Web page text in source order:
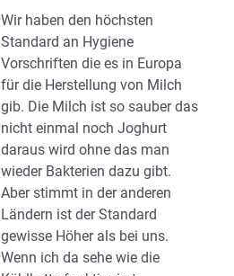
Wir haben den höchsten
Standard an Hygiene
Vorschriften die es in Europa
für die Herstellung von Milch
gib. Die Milch ist so sauber das
nicht einmal noch Joghurt
daraus wird ohne das man
wieder Bakterien dazu gibt.
Aber stimmt in der anderen
Ländern ist der Standard
gewisse Höher als bei uns.
Wenn ich da sehe wie die